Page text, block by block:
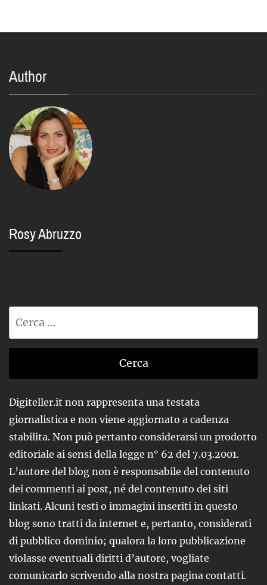
Author
Rosy Abruzzo
Digiteller.it non rappresenta una testata
giornalistica e non viene aggiornato a cadenza
stabilita. Non può pertanto considerarsi un prodotto
editoriale ai sensi della legge n° 62 del 7.03.2001.
L’autore del blog non è responsabile del contenuto
dei commenti ai post, né del contenuto dei siti
linkati. Alcuni testi o immagini inseriti in questo
blog sono tratti da internet e, pertanto, considerati
di pubblico dominio; qualora la loro pubblicazione
violasse eventuali diritti d’autore, vogliate
comunicarlo scrivendo alla nostra pagina contatti.